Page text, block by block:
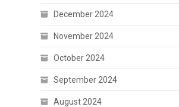
December 2024
November 2024
October 2024
September 2024
August 2024